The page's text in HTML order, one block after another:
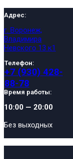
Адрес:
г. Воронеж,
Владимира
Невского 13 к1
Телефон:
+7 (930) 428-
88-78
Время работы:
10:00 — 20:00
Без выходных